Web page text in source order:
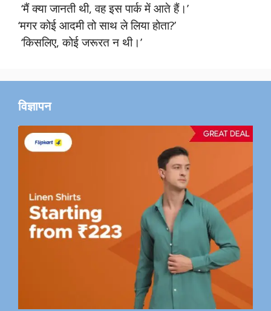
‘मैं क्या जानती थी, वह इस पार्क में आते हैं।’
‘मगर कोई आदमी तो साथ ले लिया होता?’
‘किसलिए, कोई जरूरत न थी।’
विज्ञापन